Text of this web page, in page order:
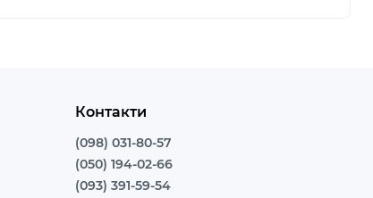
Контакти
(098) 031-80-57
(050) 194-02-66
(093) 391-59-54